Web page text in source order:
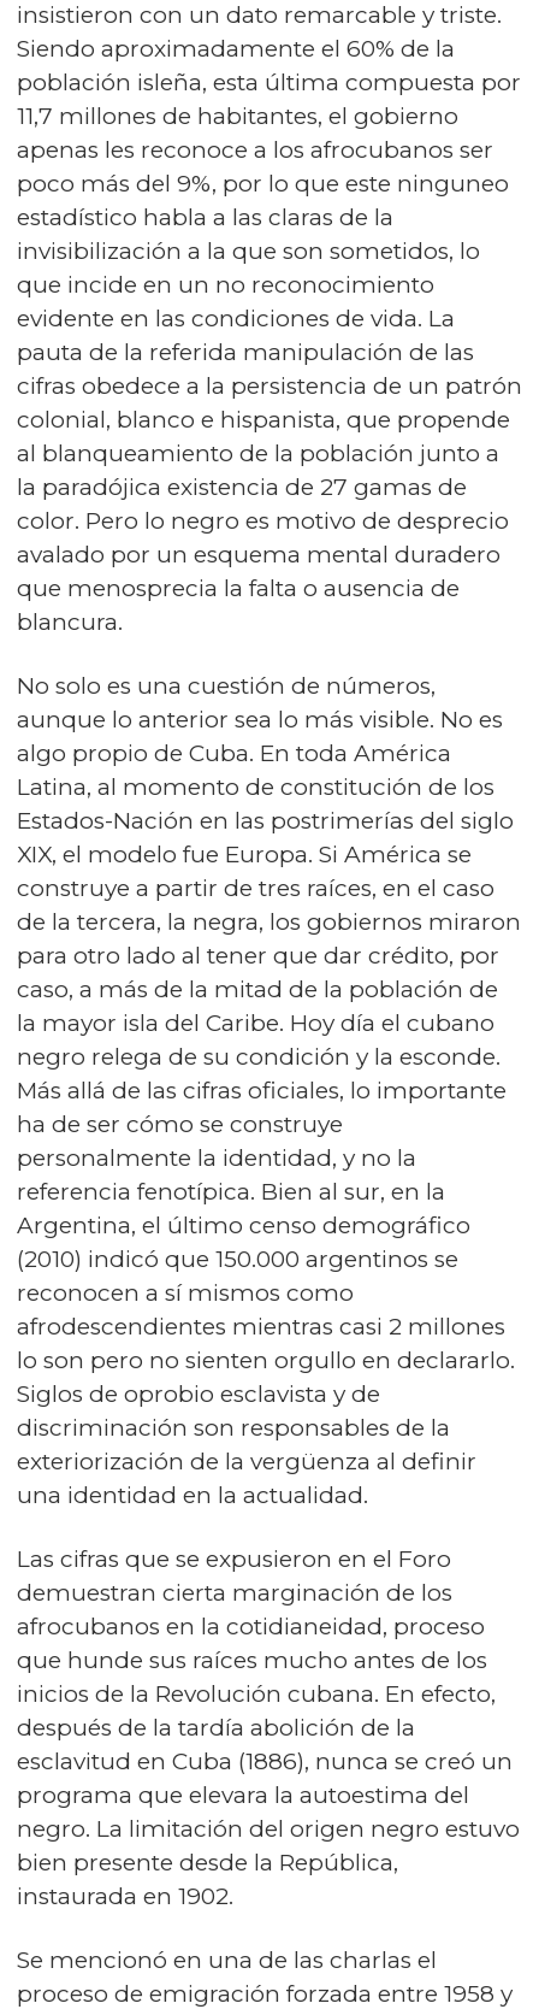
insistieron con un dato remarcable y triste.
Siendo aproximadamente el 60% de la
población isleña, esta última compuesta por
11,7 millones de habitantes, el gobierno
apenas les reconoce a los afrocubanos ser
poco más del 9%, por lo que este ninguneo
estadístico habla a las claras de la
invisibilización a la que son sometidos, lo
que incide en un no reconocimiento
evidente en las condiciones de vida. La
pauta de la referida manipulación de las
cifras obedece a la persistencia de un patrón
colonial, blanco e hispanista, que propende
al blanqueamiento de la población junto a
la paradójica existencia de 27 gamas de
color. Pero lo negro es motivo de desprecio
avalado por un esquema mental duradero
que menosprecia la falta o ausencia de
blancura.
No solo es una cuestión de números,
aunque lo anterior sea lo más visible. No es
algo propio de Cuba. En toda América
Latina, al momento de constitución de los
Estados-Nación en las postrimerías del siglo
XIX, el modelo fue Europa. Si América se
construye a partir de tres raíces, en el caso
de la tercera, la negra, los gobiernos miraron
para otro lado al tener que dar crédito, por
caso, a más de la mitad de la población de
la mayor isla del Caribe. Hoy día el cubano
negro relega de su condición y la esconde.
Más allá de las cifras oficiales, lo importante
ha de ser cómo se construye
personalmente la identidad, y no la
referencia fenotípica. Bien al sur, en la
Argentina, el último censo demográfico
(2010) indicó que 150.000 argentinos se
reconocen a sí mismos como
afrodescendientes mientras casi 2 millones
lo son pero no sienten orgullo en declararlo.
Siglos de oprobio esclavista y de
discriminación son responsables de la
exteriorización de la vergüenza al definir
una identidad en la actualidad.
Las cifras que se expusieron en el Foro
demuestran cierta marginación de los
afrocubanos en la cotidianeidad, proceso
que hunde sus raíces mucho antes de los
inicios de la Revolución cubana. En efecto,
después de la tardía abolición de la
esclavitud en Cuba (1886), nunca se creó un
programa que elevara la autoestima del
negro. La limitación del origen negro estuvo
bien presente desde la República,
instaurada en 1902.
Se mencionó en una de las charlas el
proceso de emigración forzada entre 1958 y